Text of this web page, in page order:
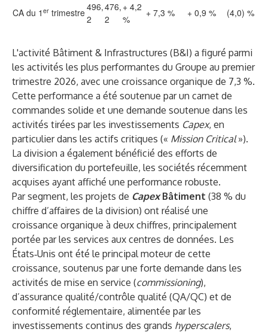
CA du 1 er trimestre496,
2
476,
2
+ 4,2
%
+ 7,3 % + 0,9 % (4,0) %
L'activité Bâtiment & Infrastructures (B&I) a figuré parmi
les activités les plus performantes du Groupe au premier
trimestre 2026, avec une croissance organique de 7,3 %.
Cette performance a été soutenue par un carnet de
commandes solide et une demande soutenue dans les
activités tirées par les investissements Capex, en
particulier dans les actifs critiques (« Mission Critical»).
La division a également bénéficié des efforts de
diversification du portefeuille, les sociétés récemment
acquises ayant affiché une performance robuste.
Par segment, les projets de CapexBâtiment (38 % du
chiffre d’affaires de la division) ont réalisé une
croissance organique à deux chiffres, principalement
portée par les services aux centres de données. Les
États‑Unis ont été le principal moteur de cette
croissance, soutenus par une forte demande dans les
activités de mise en service (commissioning),
d’assurance qualité/contrôle qualité (QA/QC) et de
conformité réglementaire, alimentée par les
investissements continus des grands hyperscalers,